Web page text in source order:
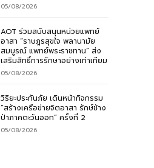
05/08/2026
AOT ร่วมสนับสนุนหน่วยแพทย์
อาสา “ราษฎรสุขใจ พลานามัย
สมบูรณ์ แพทย์พระราชทาน” ส่ง
เสริมสิทธิ์การรักษาอย่างเท่าเทียม
05/08/2026
วิริยะประกันภัย เดินหน้ากิจกรรม
“สร้างเครือข่ายจิตอาสา รักษ์ช้าง
ป่าภาคตะวันออก” ครั้งที่ 2
05/08/2026